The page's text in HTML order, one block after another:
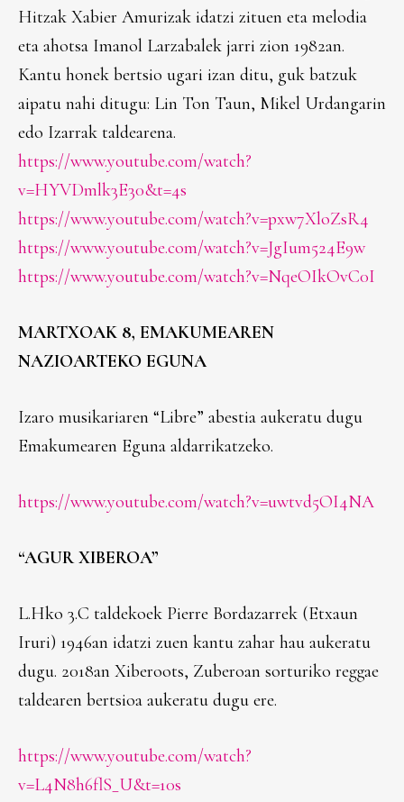
Hitzak Xabier Amurizak idatzi zituen eta melodia
eta ahotsa Imanol Larzabalek jarri zion 1982an.
Kantu honek bertsio ugari izan ditu, guk batzuk
aipatu nahi ditugu: Lin Ton Taun, Mikel Urdangarin
edo Izarrak taldearena.
https://www.youtube.com/watch?
v=HYVDmlk3E30&t=4s
https://www.youtube.com/watch?v=pxw7XloZsR4
https://www.youtube.com/watch?v=JgIum524E9w
https://www.youtube.com/watch?v=NqeOIkOvC0I
MARTXOAK 8, EMAKUMEAREN
NAZIOARTEKO EGUNA
Izaro musikariaren “Libre” abestia aukeratu dugu
Emakumearen Eguna aldarrikatzeko.
https://www.youtube.com/watch?v=uwtvd5OI4NA
“AGUR XIBEROA”
L.Hko 3.C taldekoek Pierre Bordazarrek (Etxaun
Iruri) 1946an idatzi zuen kantu zahar hau aukeratu
dugu. 2018an Xiberoots, Zuberoan sorturiko reggae
taldearen bertsioa aukeratu dugu ere.
https://www.youtube.com/watch?
v=L4N8h6flS_U&t=10s